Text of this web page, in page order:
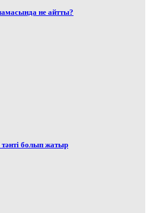
не айтты?
тәнті болып жатыр